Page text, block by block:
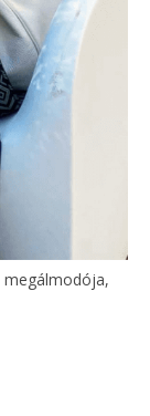
megálmodója,